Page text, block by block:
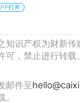
打开
知识产权为财新
可，禁止进行转
邮件至